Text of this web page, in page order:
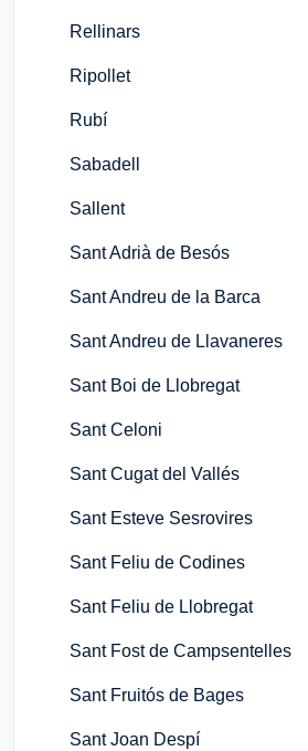
Rellinars
Ripollet
Rubí
Sabadell
Sallent
Sant Adrià de Besós
Sant Andreu de la Barca
Sant Andreu de Llavaneres
Sant Boi de Llobregat
Sant Celoni
Sant Cugat del Vallés
Sant Esteve Sesrovires
Sant Feliu de Codines
Sant Feliu de Llobregat
Sant Fost de Campsentelles
Sant Fruitós de Bages
Sant Joan Despí